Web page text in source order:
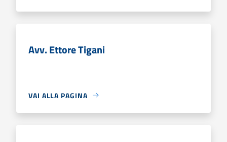
Avv. Ettore Tigani
VAI ALLA PAGINA